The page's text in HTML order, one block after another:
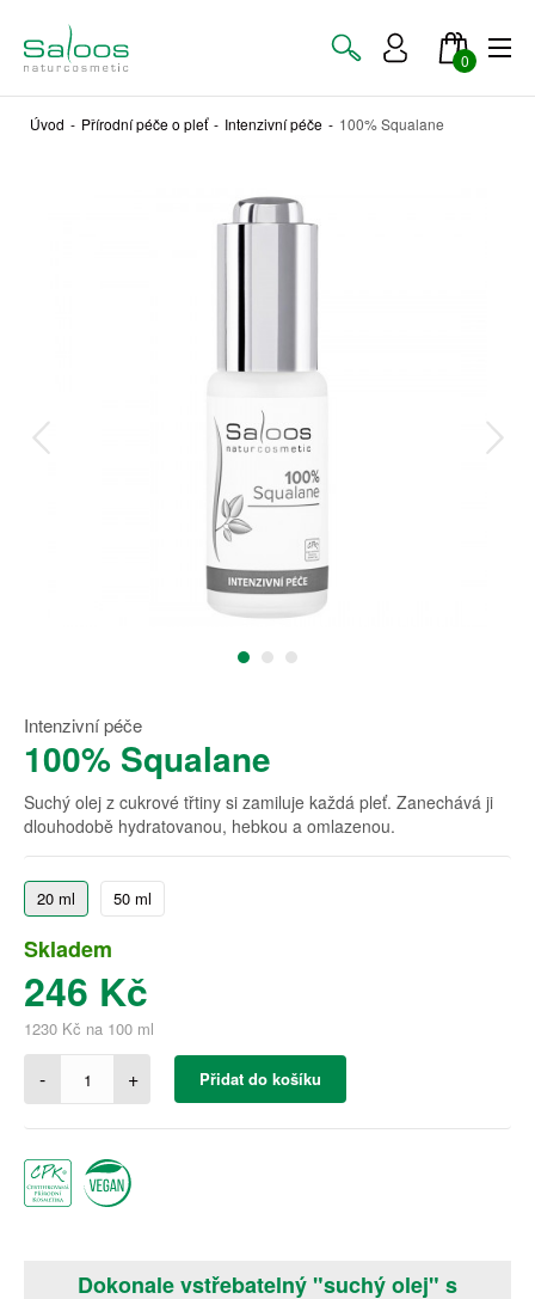
0
Úvod - Přírodní péče o pleť - Intenzivní péče - 100% Squalane
Intenzivní péče
100% Squalane
Suchý olej z cukrové třtiny si zamiluje každá pleť. Zanechává ji
dlouhodobě hydratovanou, hebkou a omlazenou.
20 ml 50 ml
Skladem
246 Kč
1230 Kč na 100 ml
- + Přidat do košíku
Dokonale vstřebatelný "suchý olej" s